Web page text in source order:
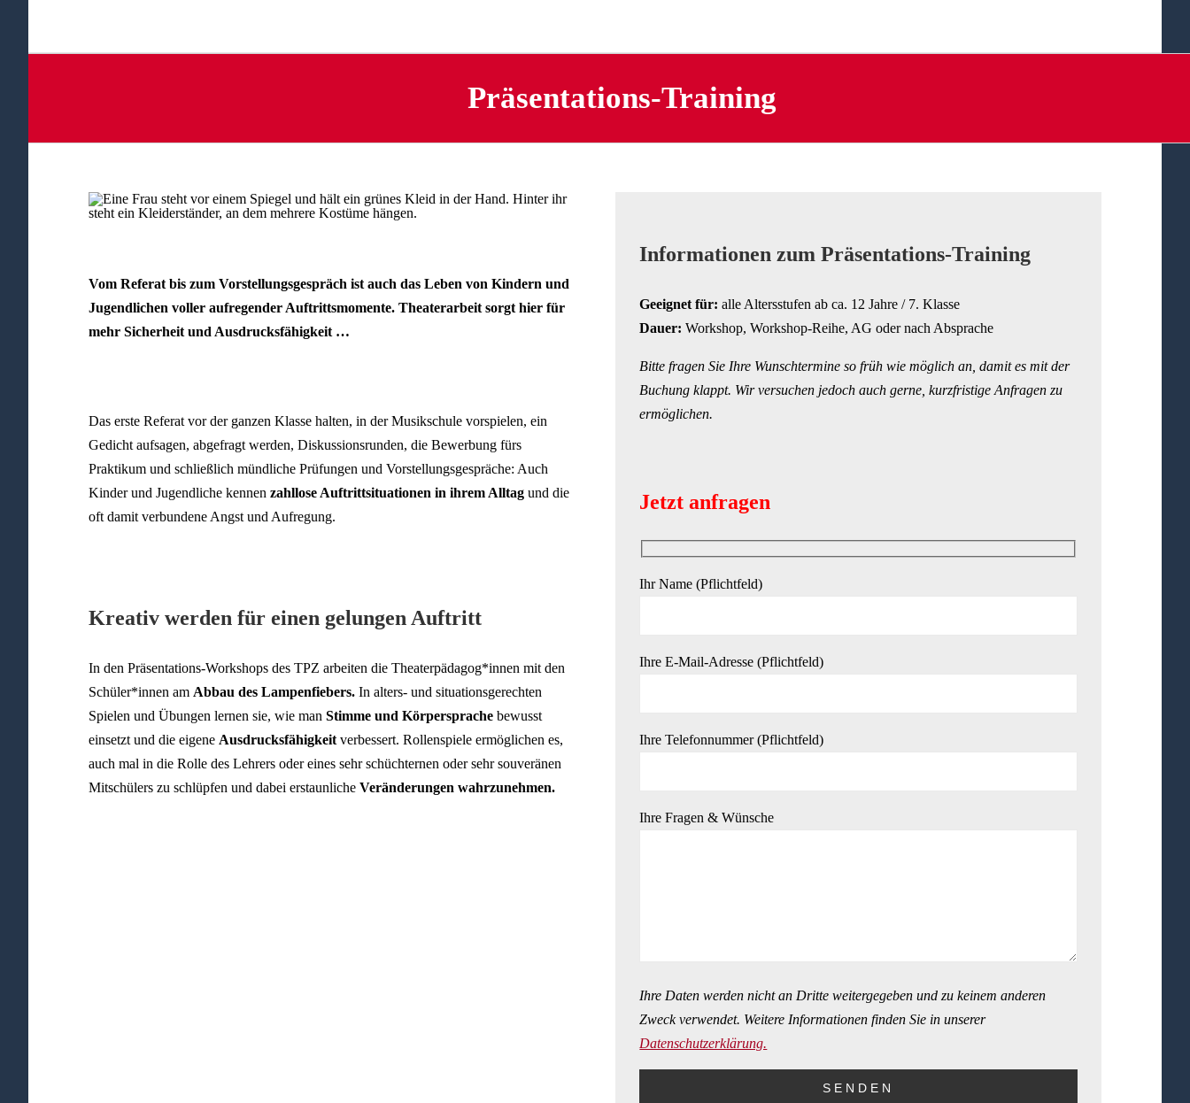
Präsentations-Training
Vom Referat bis zum Vorstellungsgespräch ist auch das Leben von Kindern und
Jugendlichen voller aufregender Auftrittsmomente. Theaterarbeit sorgt hier für
mehr Sicherheit und Ausdrucksfähigkeit …
Das erste Referat vor der ganzen Klasse halten, in der Musikschule vorspielen, ein
Gedicht aufsagen, abgefragt werden, Diskussionsrunden, die Bewerbung fürs
Praktikum und schließlich mündliche Prüfungen und Vorstellungsgespräche: Auch
Kinder und Jugendliche kennen zahllose Auftrittsituationen in ihrem Alltagund die
oft damit verbundene Angst und Aufregung.
Kreativ werden für einen gelungen Auftritt
In den Präsentations-Workshops des TPZ arbeiten die Theaterpädagog*innen mit den
Schüler*innen am Abbau des Lampenfiebers.In alters- und situationsgerechten
Spielen und Übungen lernen sie, wie man Stimme und Körpersprachebewusst
einsetzt und die eigene Ausdrucksfähigkeitverbessert. Rollenspiele ermöglichen es,
auch mal in die Rolle des Lehrers oder eines sehr schüchternen oder sehr souveränen
Mitschülers zu schlüpfen und dabei erstaunliche Veränderungen wahrzunehmen.
Informationen zum Präsentations-Training
Geeignet für: alle Altersstufen ab ca. 12 Jahre / 7. Klasse
Dauer: Workshop, Workshop-Reihe, AG oder nach Absprache
Bitte fragen Sie Ihre Wunschtermine so früh wie möglich an, damit es mit der
Buchung klappt. Wir versuchen jedoch auch gerne, kurzfristige Anfragen zu
ermöglichen.
Jetzt anfragen
Ihr Name (Pflichtfeld)
Ihre E-Mail-Adresse (Pflichtfeld)
Ihre Telefonnummer (Pflichtfeld)
Ihre Fragen & Wünsche
Ihre Daten werden nicht an Dritte weitergegeben und zu keinem anderen
Zweck verwendet. Weitere Informationen finden Sie in unserer
Datenschutzerklärung.